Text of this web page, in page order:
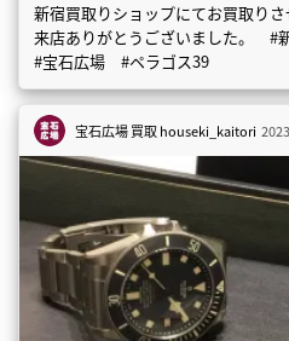
新宿買取りショップにてお買取り
来店ありがとうございました。
#宝石広場 #ペラゴス39
宝石広場 買取houseki_kaitori